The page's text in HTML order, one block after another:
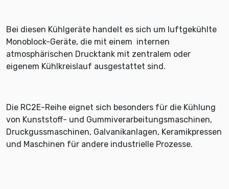
Bei diesen Kühlgeräte handelt es sich um luftgekühlte
Monoblock-Geräte, die mit einem internen
atmosphärischen Drucktank mit zentralem oder
eigenem Kühlkreislauf ausgestattet sind.
Die RC2E-Reihe eignet sich besonders für die Kühlung
von Kunststoff- und Gummiverarbeitungsmaschinen,
Druckgussmaschinen, Galvanikanlagen, Keramikpressen
und Maschinen für andere industrielle Prozesse.